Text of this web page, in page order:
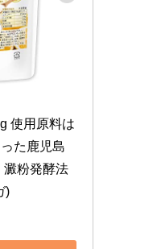
使用原料は
た鹿児島
澱粉発酵法
)